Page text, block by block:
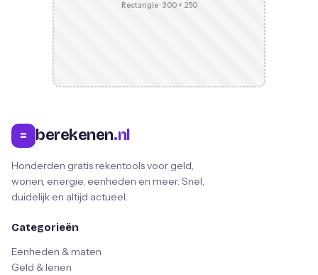
Rectangle · 300 × 250
= berekenen.nl
Honderden gratis rekentools voor geld,
wonen, energie, eenheden en meer. Snel,
duidelijk en altijd actueel.
Categorieën
Eenheden & maten
Geld & lenen